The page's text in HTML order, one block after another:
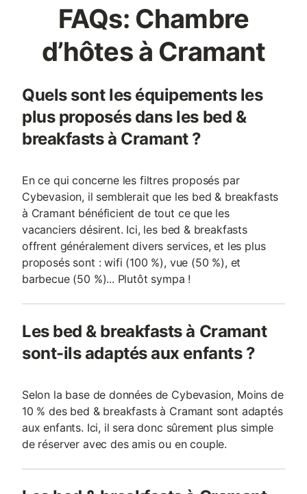
FAQs: Chambre
d’hôtes à Cramant
Quels sont les équipements les
plus proposés dans les bed &
breakfasts à Cramant ?
En ce qui concerne les filtres proposés par
Cybevasion, il semblerait que les bed & breakfasts
à Cramant bénéficient de tout ce que les
vacanciers désirent. Ici, les bed & breakfasts
offrent généralement divers services, et les plus
proposés sont : wifi (100 %), vue (50 %), et
barbecue (50 %)... Plutôt sympa !
Les bed & breakfasts à Cramant
sont-ils adaptés aux enfants ?
Selon la base de données de Cybevasion, Moins de
10 % des bed & breakfasts à Cramant sont adaptés
aux enfants. Ici, il sera donc sûrement plus simple
de réserver avec des amis ou en couple.